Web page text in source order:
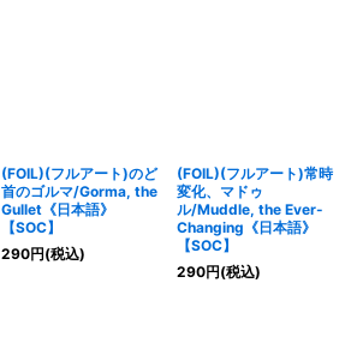
(FOIL)(フルアート)のど
首のゴルマ/Gorma, the
Gullet《日本語》
【SOC】
290円(税込)
(FOIL)(フルアート)常時
変化、マドゥ
ル/Muddle, the Ever-
Changing《日本語》
【SOC】
290円(税込)